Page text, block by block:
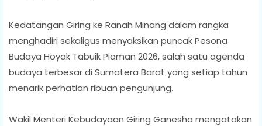
Kedatangan Giring ke Ranah Minang dalam rangka
menghadiri sekaligus menyaksikan puncak Pesona
Budaya Hoyak Tabuik Piaman 2026, salah satu agenda
budaya terbesar di Sumatera Barat yang setiap tahun
menarik perhatian ribuan pengunjung.
Wakil Menteri Kebudayaan Giring Ganesha mengatakan